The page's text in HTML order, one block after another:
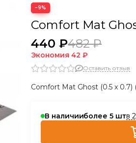
−9%
Comfort Mat
440 ₽482 ₽
Экономия 42 ₽
Оставить отзыв
Comfort Mat Ghost (0.5 x 0.7)
В наличииболее 5 в